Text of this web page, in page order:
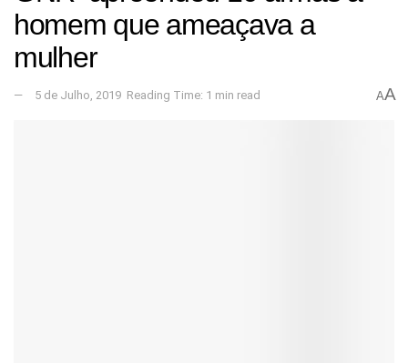
homem que ameaçava a
mulher
5 de Julho, 2019 Reading Time: 1 min read AA